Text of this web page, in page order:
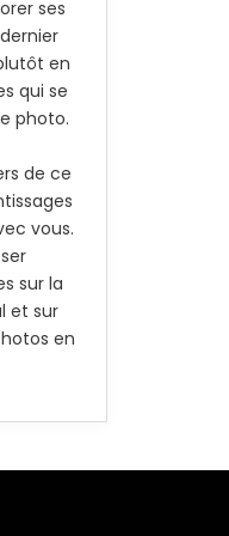
ses
en
qui se
photo.
de ce
vous.
sur la
et sur
en